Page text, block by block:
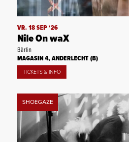
VR. 18 SEP ‘26
Nile On waX
Bärlin
MAGASIN 4, ANDERLECHT (B)
TICKETS & INFO
SHOEGAZE